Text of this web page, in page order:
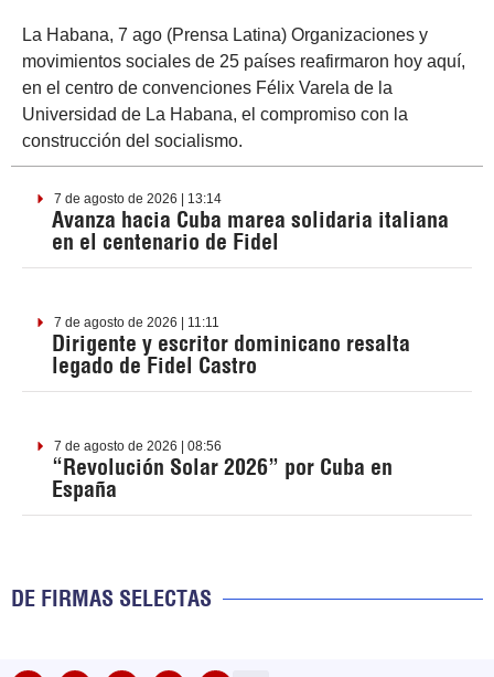
La Habana, 7 ago (Prensa Latina) Organizaciones y
movimientos sociales de 25 países reafirmaron hoy aquí,
en el centro de convenciones Félix Varela de la
Universidad de La Habana, el compromiso con la
construcción del socialismo.
7 de agosto de 2026 | 13:14
Avanza hacia Cuba marea solidaria italiana
en el centenario de Fidel
7 de agosto de 2026 | 11:11
Dirigente y escritor dominicano resalta
legado de Fidel Castro
7 de agosto de 2026 | 08:56
“Revolución Solar 2026” por Cuba en
España
DE FIRMAS SELECTAS